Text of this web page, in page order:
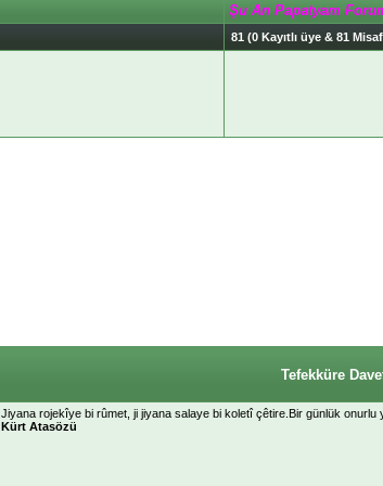
Şu An Papatyam
81 (0 Kayıtlı üye & 81
Tefekküre
‎Jiyana rojekîye bi rûmet, ji jiyana salaye bi koletî çêtire.Bir günlük onurlu
Kürt Atasözü